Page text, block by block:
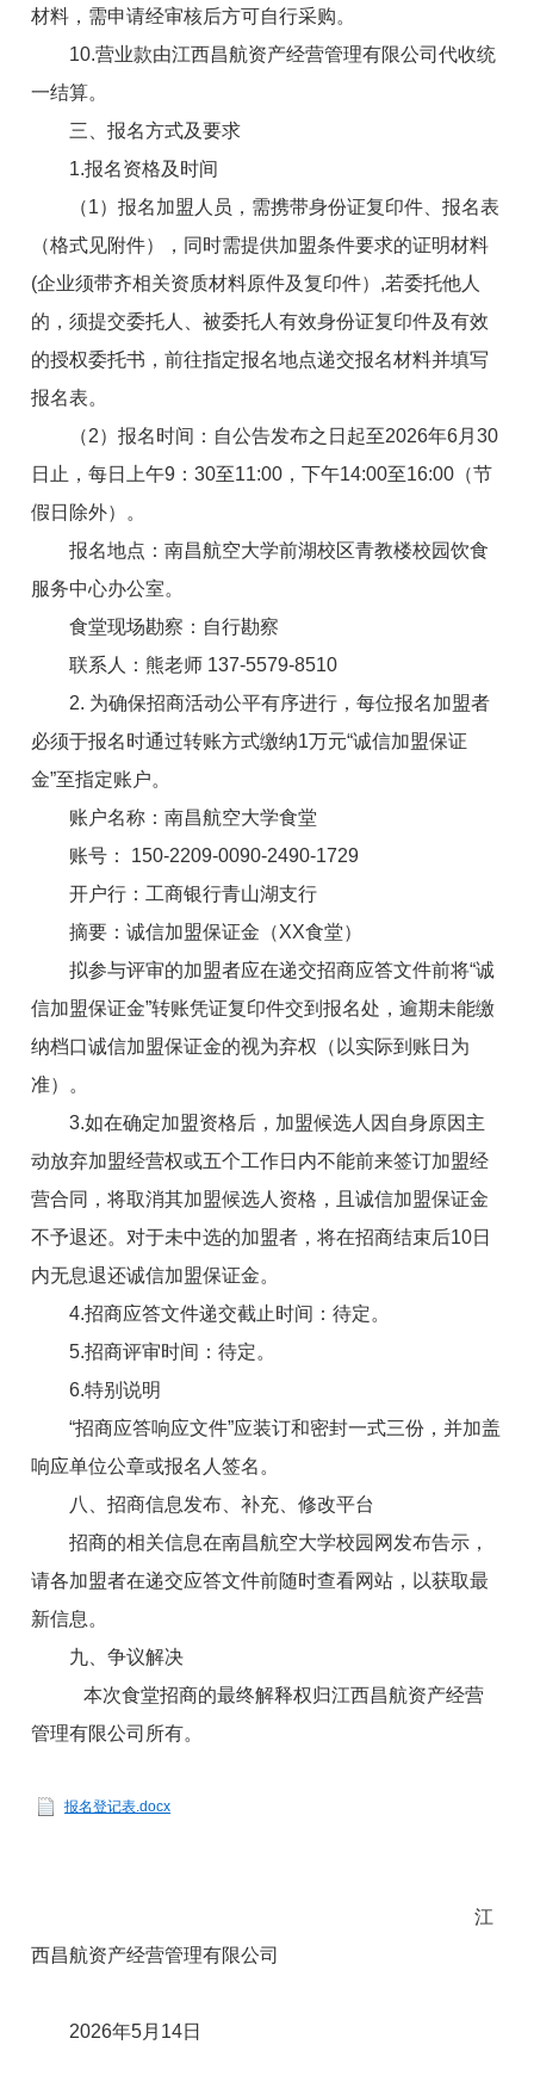
材料，需申请经审核后方可自行采购。
10.营业款由江西昌航资产经营管理有限公司代收统
一结算。
三、报名方式及要求
1.报名资格及时间
（1）报名加盟人员，需携带身份证复印件、报名表
（格式见附件），同时需提供加盟条件要求的证明材料
(企业须带齐相关资质材料原件及复印件）,若委托他人
的，须提交委托人、被委托人有效身份证复印件及有效
的授权委托书，前往指定报名地点递交报名材料并填写
报名表。
（2）报名时间 ： 自公告发布之日起至2026年6月30
日止 ，每日上午9：30至11:00，下午14:00至16:00（节
假日除外）。
报名地点：南昌航空大学前湖校区青教楼校园饮食
服务中心办公室。
食堂现场勘察：自行勘察
联系人： 熊老师 137-5579-8510
2. 为确保招商活动公平有序进行，每位报名加盟者
必须于报名时通过转账方式缴纳1万元“诚信加盟保证
金”至指定账户。
账户名称：南昌航空大学食堂
账号： 150-2209-0090-2490-1729
开户行：工商银行青山湖支行
摘要：诚信加盟保证金（XX食堂）
拟参与评审的加盟者应在递交招商应答文件前将“诚
信加盟保证金”转账凭证复印件交到报名处，逾期未能缴
纳档口诚信加盟保证金的视为弃权（以实际到账日为
准）。
3.如在确定加盟资格后，加盟候选人因自身原因主
动放弃加盟经营权或五个工作日内不能前来签订加盟经
营合同，将取消其加盟候选人资格，且诚信加盟保证金
不予退还。对于未中选的加盟者，将在招商结束后10日
内无息退还诚信加盟保证金。
4.招商应答文件递交截止时间：待定。
5.招商评审时间：待定。
6.特别说明
“招商应答响应文件”应装订和密封一式三份，并加盖
响应单位公章或报名人签名。
八、招商信息发布、补充、修改平台
招商的相关信息在南昌航空大学校园网发布告示，
请各加盟者在递交应答文件前随时查看网站，以获取最
新信息。
九、争议解决
本次食堂招商的最终解释权归江西昌航资产经营
管理有限公司所有。
报名登记表.docx
江
西昌航资产经营管理有限公司
2026年5月 14日